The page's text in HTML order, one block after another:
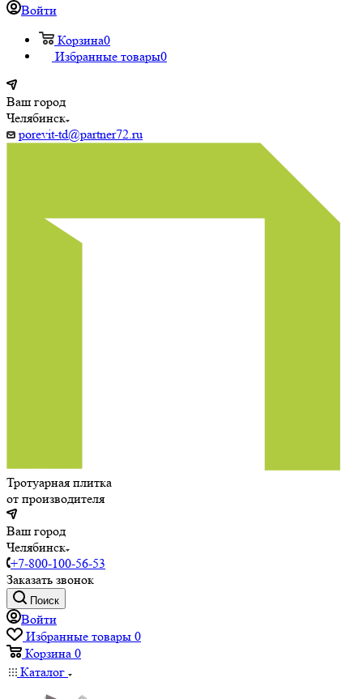
Войти
Корзина0
Избранные товары0
Ваш город
Челябинск
porevit-td@partner72.ru
Тротуарная плитка
от производителя
Ваш город
Челябинск
+7-800-100-56-53
Заказать звонок
Поиск
Войти
Избранные товары 0
Корзина 0
Каталог